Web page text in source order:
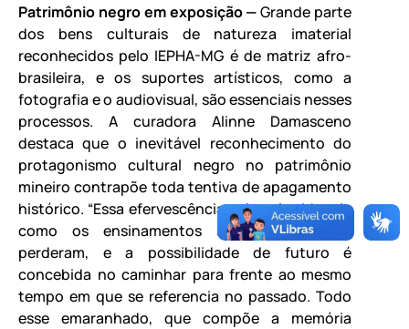
Patrimônio negro em exposição —Grande parte
dos bens culturais de natureza imaterial
reconhecidos pelo IEPHA-MG é de matriz afro-
brasileira, e os suportes artísticos, como a
fotografia e o audiovisual, são essenciais nesses
processos. A curadora Alinne Damasceno
destaca que o inevitável reconhecimento do
protagonismo cultural negro no patrimônio
mineiro contrapõe toda tentiva de apagamento
histórico. “Essa efervescência cultural evidencia
como os ensinamentos sagrados não se
perderam, e a possibilidade de futuro é
concebida no caminhar para frente ao mesmo
tempo em que se referencia no passado. Todo
esse emaranhado, que compõe a memória